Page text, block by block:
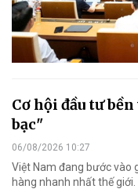
Cơ hội đầu tư
bạc"
06/08/2026 10:27
Việt Nam đang bước vào
hàng nhanh nhất thế